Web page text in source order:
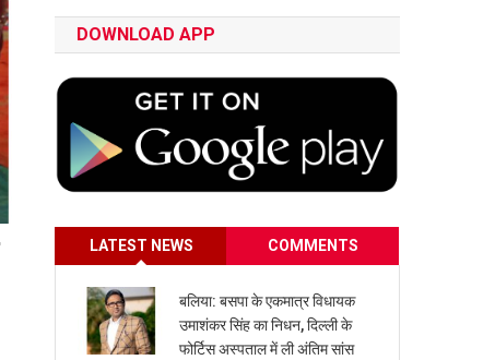
DOWNLOAD APP
LATEST NEWS COMMENTS
बलिया: बसपा के एकमात्र विधायक
उमाशंकर सिंह का निधन, दिल्ली के
फोर्टिस अस्पताल में ली अंतिम सांस